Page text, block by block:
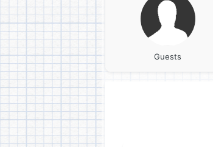
Guests